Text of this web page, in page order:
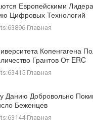
Европейскими
Цифровых Технологий
Главная
Копенгагена
Грантов От ERC
Главная
Данию Добровольно
Беженцев
Главная